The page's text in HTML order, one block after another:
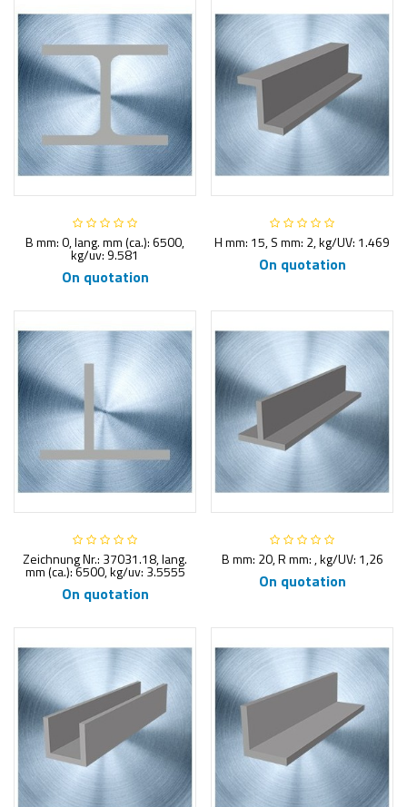
B mm: 0, lang. mm (ca.): 6500,
kg/uv: 9.581
On quotation
H mm: 15, S mm: 2, kg/UV: 1.469
On quotation
Zeichnung Nr.: 37031.18, lang.
mm (ca.): 6500, kg/uv: 3.5555
On quotation
B mm: 20, R mm: , kg/UV: 1,26
On quotation